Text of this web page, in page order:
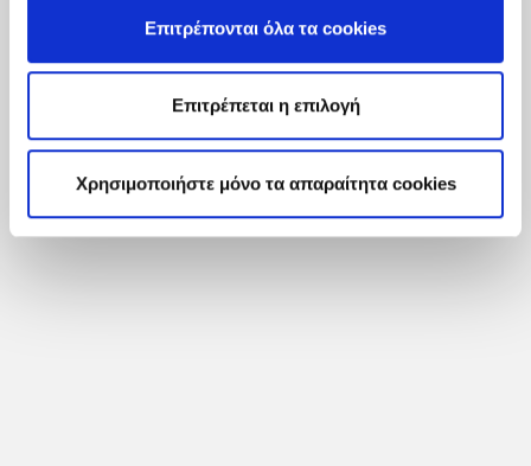
Επιτρέπονται όλα τα cookies
Επιτρέπεται η επιλογή
Χρησιμοποιήστε μόνο τα απαραίτητα cookies